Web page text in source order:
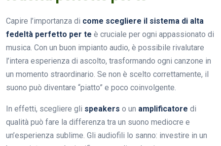
Capire l’importanza di come scegliere il sistema di alta
fedeltà perfetto per te è cruciale per ogni appassionato di
musica. Con un buon impianto audio, è possibile rivalutare
l’intera esperienza di ascolto, trasformando ogni canzone in
un momento straordinario. Se non è scelto correttamente, il
suono può diventare “piatto” e poco coinvolgente.
In effetti, scegliere gli speakers o un amplificatore di
qualità può fare la differenza tra un suono mediocre e
un’esperienza sublime. Gli audiofili lo sanno: investire in un